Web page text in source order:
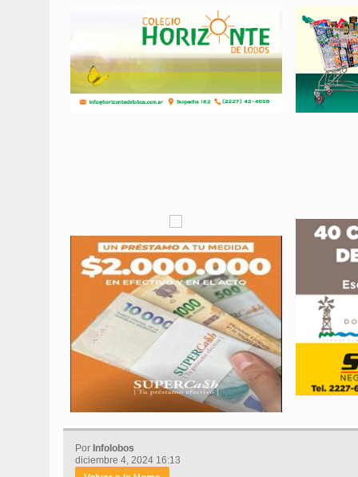
Por Infolobos
diciembre 4, 2024 16:13